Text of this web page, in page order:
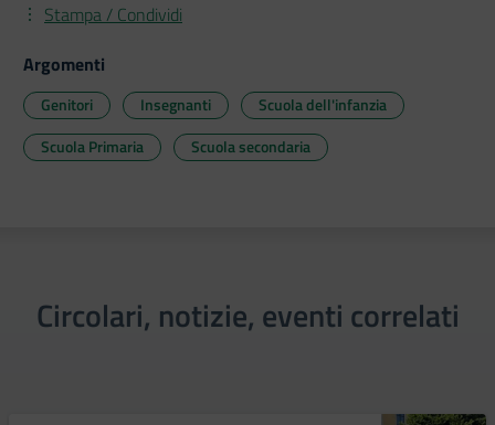
Stampa / Condividi
Argomenti
Genitori Insegnanti
Scuola dell'infanzia
Scuola Primaria
Scuola secondaria
Circolari, notizie, eventi correlati